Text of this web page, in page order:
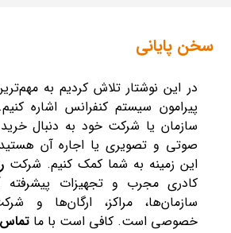
سخن پایانی
در این نوشتار تلاش کردیم به
پیرامون سیستم کنفرانس اشاره
سازمان یا شرکت خود به دنبال
صوتی و تصویری یا اجاره آن
این زمینه به شما کمک کنیم. شرکت
کادری مجرب و تجهیزات پیشرفته
سازمان‌ها، مراکز، ارگان‌‌ها و
خصوصی است. کافی است با ماتماس